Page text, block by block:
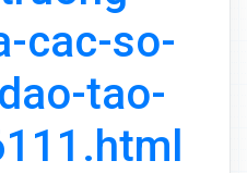
cac-so-
tao-